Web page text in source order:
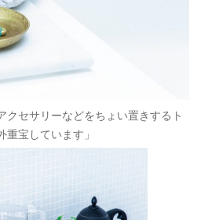
クセサリーなどをちょい置きするト
重宝しています」